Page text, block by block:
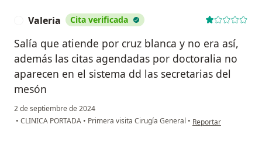
Valeria Cita verificada
Salía que atiende por cruz blanca y no era así,
además las citas agendadas por doctoralia no
aparecen en el sistema dd las secretarias del
mesón
2 de septiembre de 2024
• CLINICA PORTADA • Primera visita Cirugía General • en opinión del
Reportar